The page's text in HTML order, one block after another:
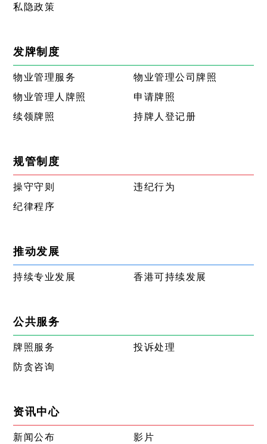
私隐政策
发牌制度
物业管理服务
物业管理公司牌照
物业管理人牌照
申请牌照
续领牌照
持牌人登记册
规管制度
操守守则
违纪行为
纪律程序
推动发展
持续专业发展 香港可持续发展
公共服务
牌照服务
投诉处理
防贪咨询
资讯中心
新闻公布 影片